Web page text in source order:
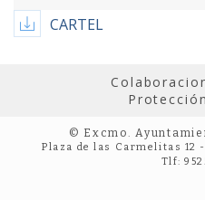
CARTEL
© Excmo.
Plaza de las Carmelitas 12
Tlf: